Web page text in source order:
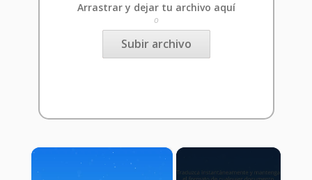
Arrastrar y dejar tu archivo aquí
o
Subir archivo
×